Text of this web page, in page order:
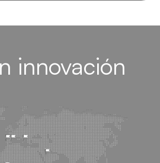
innovación